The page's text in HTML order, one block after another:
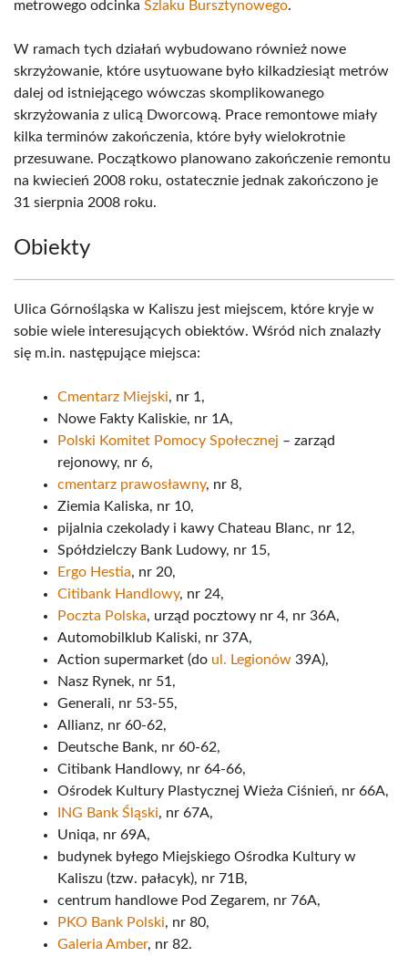
metrowego odcinka Szlaku Bursztynowego.
W ramach tych działań wybudowano również nowe
skrzyżowanie, które usytuowane było kilkadziesiąt metrów
dalej od istniejącego wówczas skomplikowanego
skrzyżowania z ulicą Dworcową. Prace remontowe miały
kilka terminów zakończenia, które były wielokrotnie
przesuwane. Początkowo planowano zakończenie remontu
na kwiecień 2008 roku, ostatecznie jednak zakończono je
31 sierpnia 2008 roku.
Obiekty
Ulica Górnośląska w Kaliszu jest miejscem, które kryje w
sobie wiele interesujących obiektów. Wśród nich znalazły
się m.in. następujące miejsca:
Cmentarz Miejski, nr 1,
Nowe Fakty Kaliskie, nr 1A,
Polski Komitet Pomocy Społecznej – zarząd
rejonowy, nr 6,
cmentarz prawosławny, nr 8,
Ziemia Kaliska, nr 10,
pijalnia czekolady i kawy Chateau Blanc, nr 12,
Spółdzielczy Bank Ludowy, nr 15,
Ergo Hestia, nr 20,
Citibank Handlowy, nr 24,
Poczta Polska, urząd pocztowy nr 4, nr 36A,
Automobilklub Kaliski, nr 37A,
Action supermarket (do ul. Legionów 39A),
Nasz Rynek, nr 51,
Generali, nr 53-55,
Allianz, nr 60-62,
Deutsche Bank, nr 60-62,
Citibank Handlowy, nr 64-66,
Ośrodek Kultury Plastycznej Wieża Ciśnień, nr 66A,
ING Bank Śląski, nr 67A,
Uniqa, nr 69A,
budynek byłego Miejskiego Ośrodka Kultury w
Kaliszu (tzw. pałacyk), nr 71B,
centrum handlowe Pod Zegarem, nr 76A,
PKO Bank Polski, nr 80,
Galeria Amber, nr 82.